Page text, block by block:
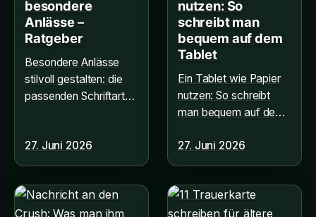
besondere
Anlässe –
Ratgeber
Besondere Anlässe
stilvoll gestalten: die
passenden Schriftarten
hier!
27. Juni 2026
nutzen: So
schreibt man
bequem auf dem
Tablet
Ein Tablet wie Papier
nutzen: So schreibt
man bequem auf dem
Stiften, Apps und
Displays für ein
27. Juni 2026